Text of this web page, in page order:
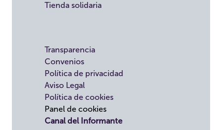
Transparencia
Convenios
Política de privacidad
Aviso Legal
Política de cookies
Panel de cookies
Canal del Informante
Tienda solidaria